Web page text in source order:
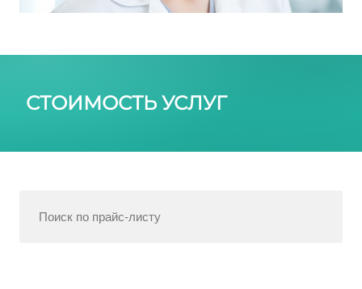
СТОИМОСТЬ УСЛУГ